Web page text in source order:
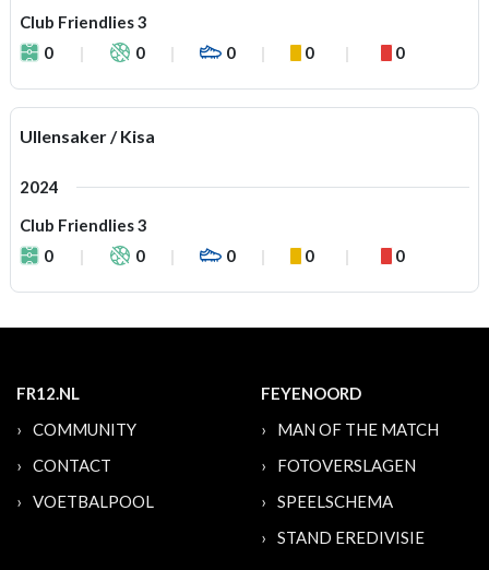
Club Friendlies 3
0
0 0 0 0
Ullensaker / Kisa
2024
Club Friendlies 3
0
0 0 0 0
FR12.NL
COMMUNITY
CONTACT
VOETBALPOOL
FEYENOORD
MAN OF THE MATCH
FOTOVERSLAGEN
SPEELSCHEMA
STAND EREDIVISIE